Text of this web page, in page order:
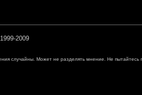
2009
случайны. Может не разделять мнение. Не